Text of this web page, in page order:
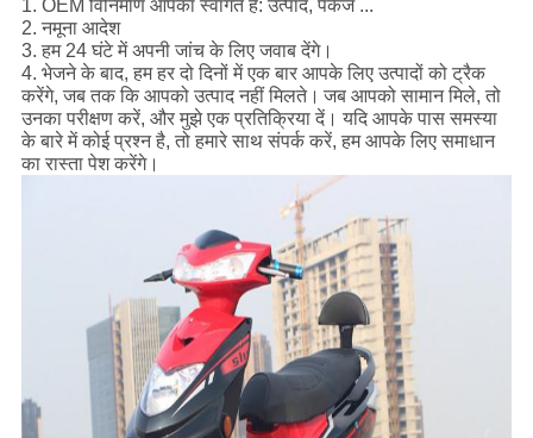
1. OEM विनिर्माण आपका स्वागत है: उत्पाद, पैकेज ...
2. नमूना आदेश
3. हम 24 घंटे में अपनी जांच के लिए जवाब देंगे।
4. भेजने के बाद, हम हर दो दिनों में एक बार आपके लिए उत्पादों को ट्रैक
करेंगे, जब तक कि आपको उत्पाद नहीं मिलते। जब आपको सामान मिले, तो
उनका परीक्षण करें, और मुझे एक प्रतिक्रिया दें। यदि आपके पास समस्या
के बारे में कोई प्रश्न है, तो हमारे साथ संपर्क करें, हम आपके लिए समाधान
का रास्ता पेश करेंगे।